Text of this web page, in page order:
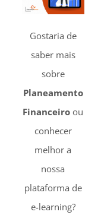
Gostaria de
saber mais
sobre
Planeamento
Financeiro ou
conhecer
melhor a
nossa
plataforma de
e-learning?